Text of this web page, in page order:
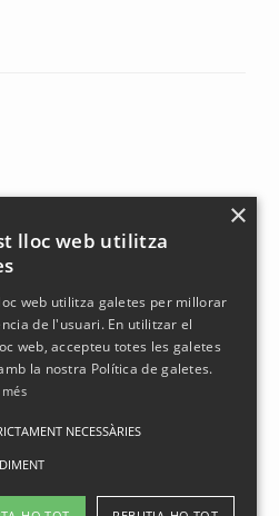
×
lloc web utilitza
web utilitza galetes per millorar
de l'usuari. En utilitzar el
web, accepteu totes les galetes
la nostra Política de galetes.
NECESSÀRIES